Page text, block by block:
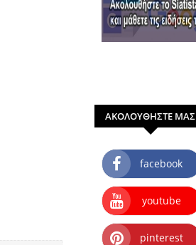
ΑΚΟΛΟΥΘΗΣΤΕ ΜΑΣ
facebook
youtube
pinterest